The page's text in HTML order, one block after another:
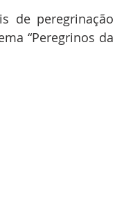
de peregrinação
“Peregrinos da